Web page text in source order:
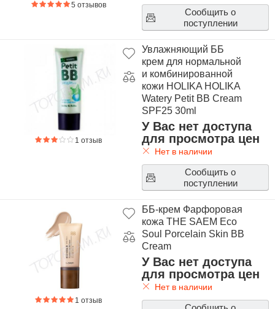
5 отзывов
Сообщить о
поступлении
1 отзыв
Увлажняющий ББ
крем для нормальной
и комбинированной
кожи HOLIKA HOLIKA
Watery Petit BB Cream
SPF25 30ml
У Вас нет доступа
для просмотра цен
Нет в наличии
Сообщить о
поступлении
1 отзыв
ББ-крем Фарфоровая
кожа THE SAEM Eco
Soul Porcelain Skin BB
Cream
У Вас нет доступа
для просмотра цен
Нет в наличии